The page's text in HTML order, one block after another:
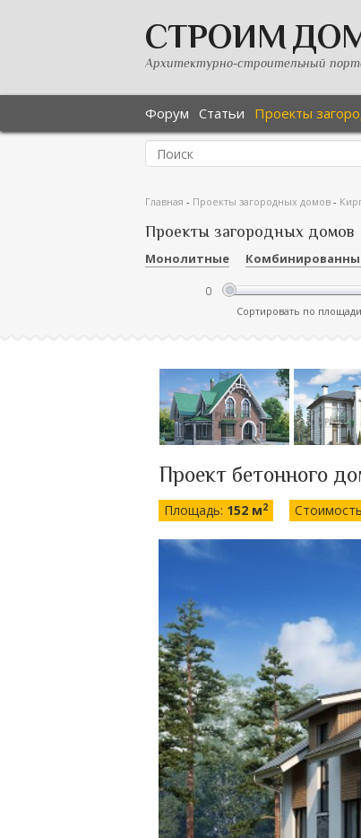
СТРОИМ
Архитектурно-строительный
Форум Статьи Проекты
Главная - Проекты загородных домов -
Проекты загородных домов
Монолитные
Сортировать по
Проект бетонного
Площадь: 152 м2